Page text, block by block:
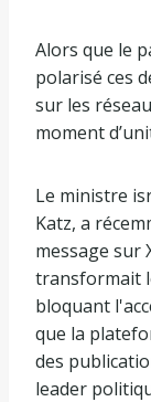
Alors que le
polarisé ces
sur les
moment
Le ministre
Katz, a
message sur
transformait
bloquant
que la
des
leader